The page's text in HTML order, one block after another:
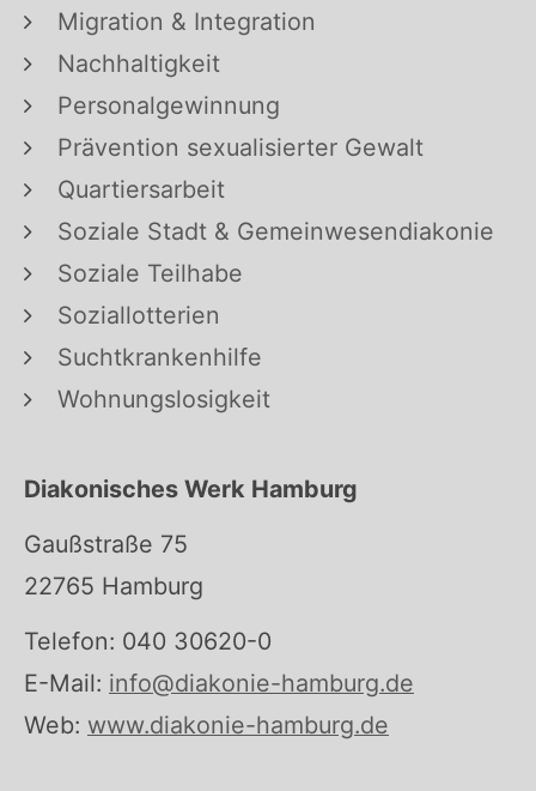
Migration & Integration
Nachhaltigkeit
Personalgewinnung
Prävention sexualisierter Gewalt
Quartiersarbeit
Soziale Stadt & Gemeinwesendiakonie
Soziale Teilhabe
Soziallotterien
Suchtkrankenhilfe
Wohnungslosigkeit
Diakonisches Werk Hamburg
Gaußstraße 75
22765 Hamburg
Telefon: 040 30620-0
E-Mail: info@diakonie-hamburg.de
Web: www.diakonie-hamburg.de